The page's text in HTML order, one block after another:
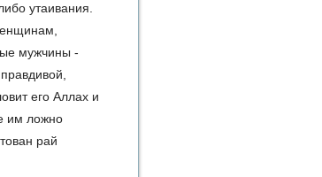
утаивания.
мужчины -
его Аллах и
им ложно
рай